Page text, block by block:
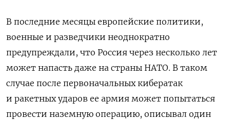
В последние месяцы европейские политики,
военные и разведчики неоднократно
предупреждали, что Россия через несколько лет
может напасть даже на страны НАТО. В таком
случае после первоначальных кибератак
и ракетных ударов ее армия может попытаться
провести наземную операцию, описывал один